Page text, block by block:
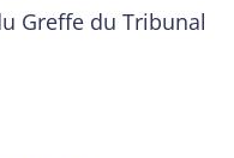
Greffe du Tribunal